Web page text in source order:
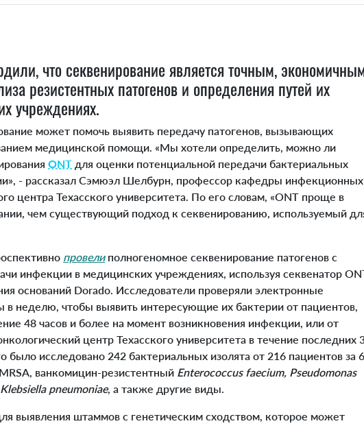
что секвенирование является точным,
резистентных патогенов и определения путей их
учреждениях.
может помочь выявить передачу патогенов, вызывающих
медицинской помощи. «Мы хотели определить, можно ли
ONT для оценки потенциальной передачи бактериальных
- рассказал Сэмюэл Шелбурн, профессор кафедры инфекционных
центра Техасского университета. По его словам, «ONT проще в
чем существующий подход к секвенированию, используемый
провелиполногеномное секвенирование патогенов с
инфекции в медицинских учреждениях, используя секвенатор
оснований Dorado. Исследователи проверяли электронные
неделю, чтобы выявить интересующие их бактерии от пациентов,
48 часов и более на момент возникновения инфекции, или от
центр Техасского университета в течение последних
было исследовано 242 бактериальных изолята от 216 пациентов за
ванкомицин-резистентный Enterococcus faecium, Pseudomonas
Klebsiella pneumoniae, а также другие виды.
выявления штаммов с генетическим сходством, которое может